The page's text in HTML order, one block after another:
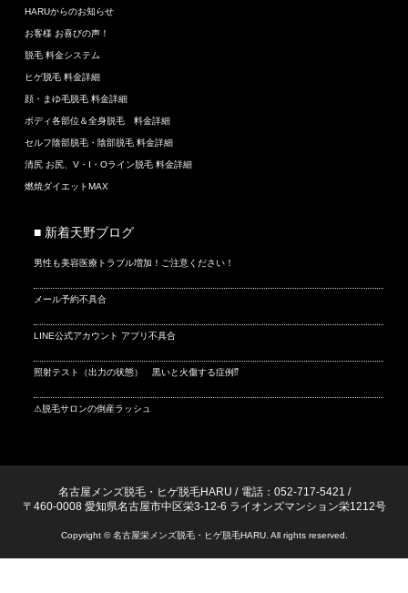
HARUからのお知らせ
お客様 お喜びの声！
脱毛 料金システム
ヒゲ脱毛 料金詳細
顔・まゆ毛脱毛 料金詳細
ボディ各部位＆全身脱毛 料金詳細
セルフ陰部脱毛・陰部脱毛 料金詳細
清尻 お尻、V・I・Oライン脱毛 料金詳細
燃焼ダイエットMAX
■ 新着天野ブログ
男性も美容医療トラブル増加！ご注意ください！
メール予約不具合
LINE公式アカウント アプリ不具合
照射テスト（出力の状態） 黒いと火傷する症例⁉
⚠脱毛サロンの倒産ラッシュ
名古屋メンズ脱毛・ヒゲ脱毛HARU / 電話：052-717-5421 /
〒460-0008 愛知県名古屋市中区栄3-12-6 ライオンズマンション栄1212号
Copyright © 名古屋栄メンズ脱毛・ヒゲ脱毛HARU. All rights reserved.